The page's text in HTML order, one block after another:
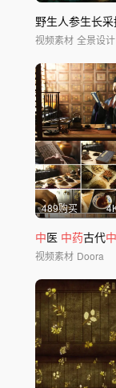
视频素材 全景设计
489购买 4
中医 中药古代中
视频素材 Doora